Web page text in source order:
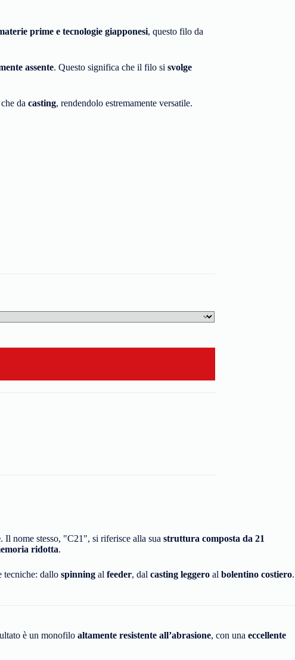
prime e tecnologie giapponesi, questo filo da
assente. Questo significa che il filo si svolge
che da casting, rendendolo estremamente versatile.
. Il nome stesso, "C21", si riferisce alla sua struttura composta da 21
ridotta.
tecniche: dallo spinning al feeder, dal casting leggero al bolentino costiero.
è un monofilo altamente resistente all’abrasione, con una eccellente